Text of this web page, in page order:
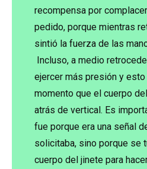
recompensa por
pedido, porque mientras
sintió la fuerza de las
Incluso, a medio
ejercer más presión y
momento que el cuerpo
atrás de vertical. Es
fue porque era una señal
solicitaba, sino porque se
cuerpo del jinete para